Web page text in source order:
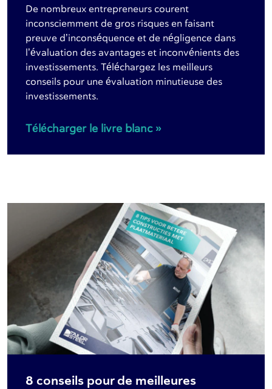
De nombreux entrepreneurs courent
inconsciemment de gros risques en faisant
preuve d’inconséquence et de négligence dans
l’évaluation des avantages et inconvénients des
investissements. Téléchargez les meilleurs
conseils pour une évaluation minutieuse des
investissements.
Télécharger le livre blanc »
8 conseils pour de meilleures